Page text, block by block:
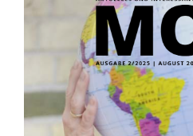
grösseres